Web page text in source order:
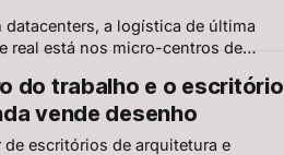
a logística de última
real está nos micro-centros de
do trabalho e o escritório
vende desenho
escritórios de arquitetura e